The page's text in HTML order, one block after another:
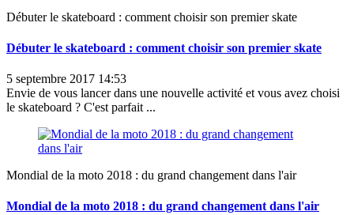
Débuter le skateboard : comment choisir son premier skate
Débuter le skateboard : comment choisir son premier skate
5 septembre 2017 14:53
Envie de vous lancer dans une nouvelle activité et vous avez choisi
le skateboard ? C'est parfait ...
Mondial de la moto 2018 : du grand changement dans l'air
Mondial de la moto 2018 : du grand changement dans l'air